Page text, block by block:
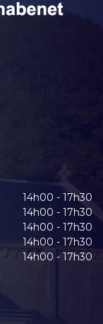
14h00 - 17h30
14h00 - 17h30
14h00 - 17h30
14h00 - 17h30
14h00 - 17h30